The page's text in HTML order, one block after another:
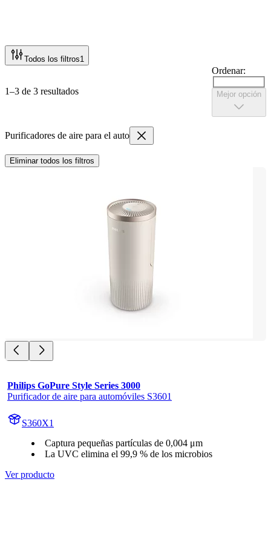
Todos los filtros1
1–3 de 3 resultados
Ordenar:
Mejor opción
Purificadores de aire para el auto
Eliminar todos los filtros
Philips GoPure Style Series 3000
Purificador de aire para automóviles S3601
S360X1
Captura pequeñas partículas de 0,004 μm
La UVC elimina el 99,9 % de los microbios
Ver producto